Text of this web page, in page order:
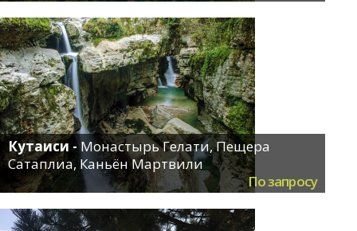
Кутаиси -Монастырь Гелати, Пещера
Сатаплиа, Каньён Мартвили
По запросу